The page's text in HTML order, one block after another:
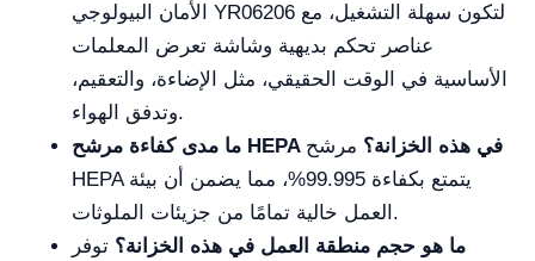
الأمان البيولوجي YR06206 لتكون سهلة التشغيل، مع
عناصر تحكم بديهية وشاشة تعرض المعلمات
الأساسية في الوقت الحقيقي، مثل الإضاءة، والتعقيم،
وتدفق الهواء.
ما مدى كفاءة مرشح HEPA في هذه الخزانة؟ مرشح
HEPA يتمتع بكفاءة 99.995%، مما يضمن أن بيئة
العمل خالية تمامًا من جزيئات الملوثات.
ما هو حجم منطقة العمل في هذه الخزانة؟ توفر